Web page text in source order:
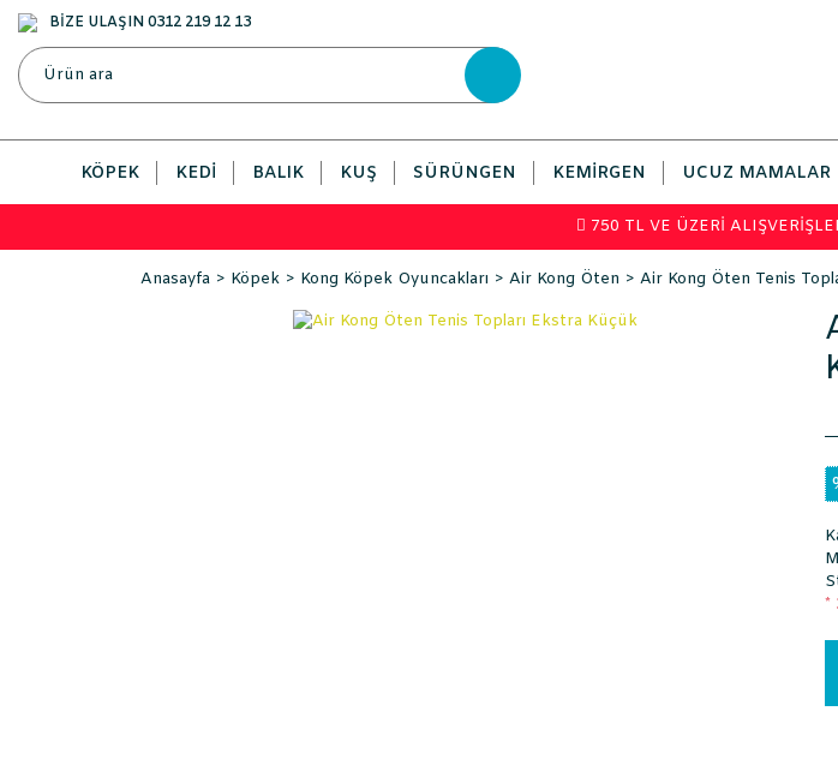
BİZE ULAŞIN 0312 219 12 13
KÖPEK KEDI BALIK KUŞ SÜRÜNGEN KEMIRGEN UCUZ MAMALAR
750 TL VE ÜZERİ
Anasayfa Köpek Kong Köpek Oyuncakları Air Kong Öten Air Kong Öten Tenis
*